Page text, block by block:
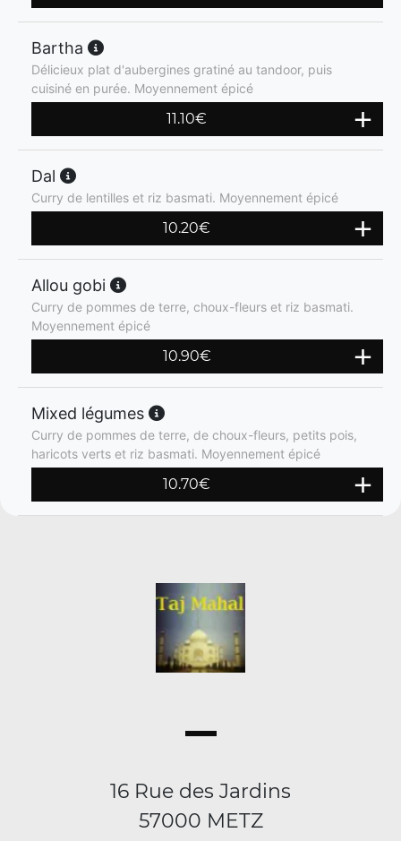
Bartha
Délicieux plat d'aubergines gratiné au tandoor, puis
cuisiné en purée. Moyennement épicé
11.10€
Dal
Curry de lentilles et riz basmati. Moyennement épicé
10.20€
Allou gobi
Curry de pommes de terre, choux-fleurs et riz basmati.
Moyennement épicé
10.90€
Mixed légumes
Curry de pommes de terre, de choux-fleurs, petits pois,
haricots verts et riz basmati. Moyennement épicé
10.70€
16 Rue des Jardins
57000 METZ